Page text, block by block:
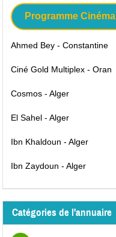
Programme Cinéma
Ahmed Bey - Constantine
Ciné Gold Multiplex - Oran
Cosmos - Alger
El Sahel - Alger
Ibn Khaldoun - Alger
Ibn Zaydoun - Alger
Catégories de l'annuaire